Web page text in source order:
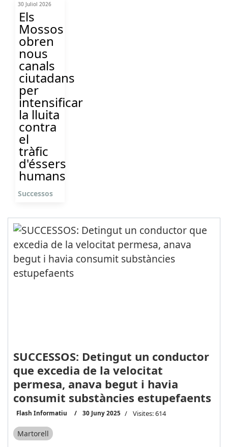
30 Juliol 2026
Els
Mossos
obren
nous
canals
ciutadans
per
intensificar
la lluita
contra
el
tràfic
d'éssers
humans
Successos
SUCCESSOS: Detingut un conductor
que excedia de la velocitat
permesa, anava begut i havia
consumit substàncies estupefaents
Flash Informatiu 30 Juny 2025 Visites: 614
Martorell